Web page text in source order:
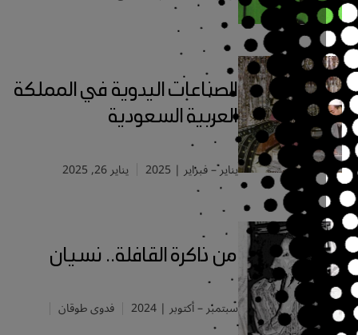
الصناعات اليدوية في المملكة
العربية السعودية
يناير – فبراير | 2025 يناير 26, 2025
من ذاكرة القافلة.. نسيان
سبتمبر – أكتوبر | 2024
فدوى طوقان